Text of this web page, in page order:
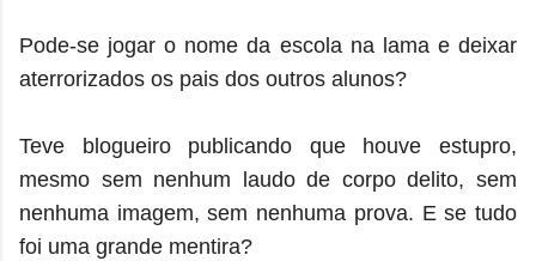
Pode-se jogar o nome da escola na lama e deixar
aterrorizados os pais dos outros alunos?
Teve blogueiro publicando que houve estupro,
mesmo sem nenhum laudo de corpo delito, sem
nenhuma imagem, sem nenhuma prova. E se tudo
foi uma grande mentira?